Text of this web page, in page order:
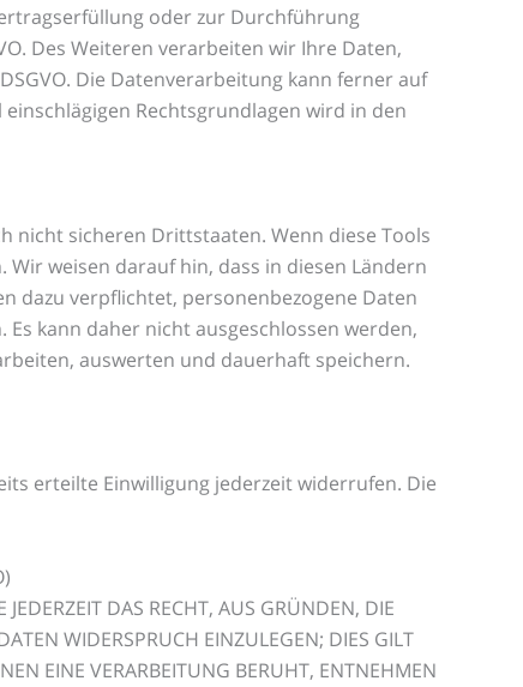
oder zur Durchführung
Des Weiteren verarbeiten wir Ihre Daten,
Die Datenverarbeitung kann ferner auf
Rechtsgrundlagen wird in den
nicht sicheren Drittstaaten. Wenn diese Tools
weisen darauf hin, dass in diesen Ländern
dazu verpflichtet, personenbezogene Daten
kann daher nicht ausgeschlossen werden,
auswerten und dauerhaft speichern.
erteilte Einwilligung jederzeit widerrufen. Die
DAS RECHT, AUS GRÜNDEN, DIE
WIDERSPRUCH EINZULEGEN; DIES GILT
EINE VERARBEITUNG BERUHT, ENTNEHMEN